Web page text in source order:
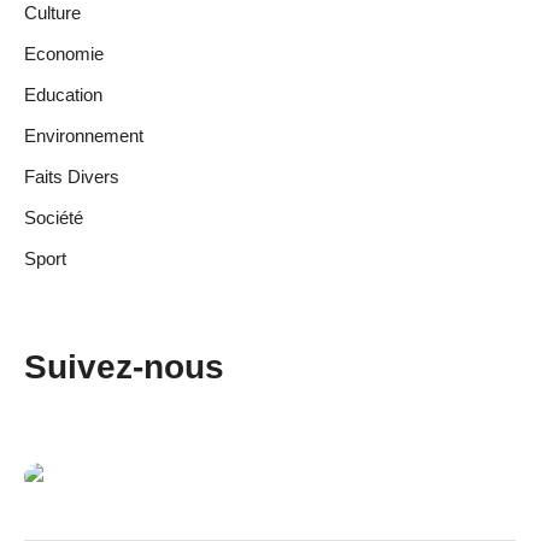
Culture
Economie
Education
Environnement
Faits Divers
Société
Sport
Suivez-nous